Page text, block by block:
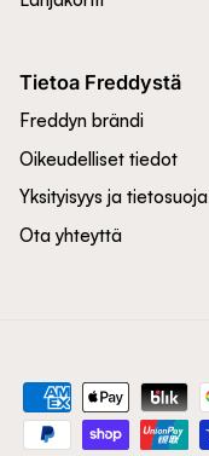
Tietoa Freddystä
Freddyn brändi
Oikeudelliset tiedot
Yksityisyys ja tietosuoja
Ota yhteyttä